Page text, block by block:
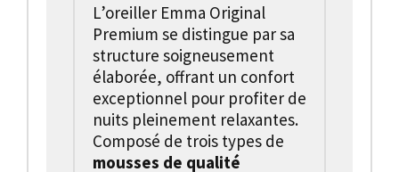
L’oreiller Emma Original
Premium se distingue par sa
structure soigneusement
élaborée, offrant un confort
exceptionnel pour profiter de
nuits pleinement relaxantes.
Composé de trois types de
mousses de qualité